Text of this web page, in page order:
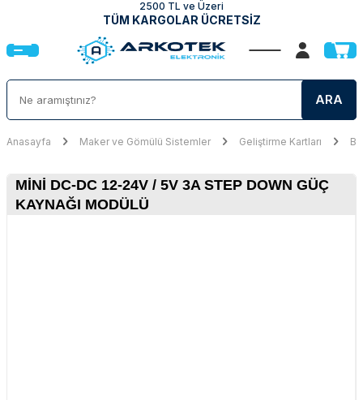
2500 TL ve Üzeri
TÜM KARGOLAR ÜCRETSİZ
ARA
Anasayfa Maker ve Gömülü Sistemler Geliştirme Kartları
MINI DC-DC 12-24V / 5V 3A STEP DOWN GÜÇ
KAYNAĞI MODÜLÜ